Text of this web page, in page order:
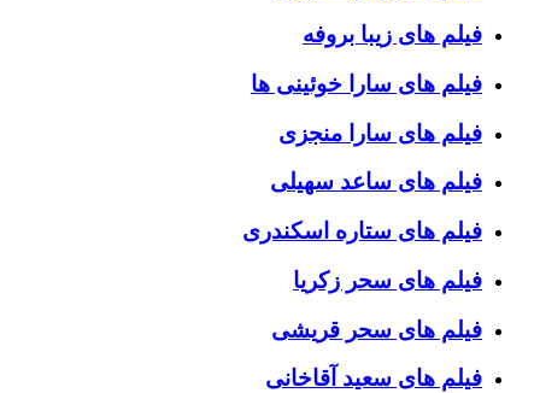
فیلم های زیبا بروفه
فیلم های سارا خوئینی ها
فیلم های سارا منجزی
فیلم های ساعد سهیلی
فیلم های ستاره اسکندری
فیلم های سحر زکریا
فیلم های سحر قریشی
فیلم های سعید آقاخانی